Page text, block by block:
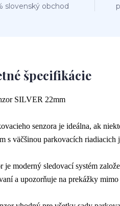
slovenský obchod
špecifikácie
SILVER 22mm
senzora je ideálna, ak
s väčšinou parkovacích riadiacich
je moderný sledovací systém
a upozorňuje na prekážky